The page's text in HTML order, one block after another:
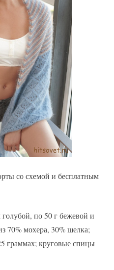
со схемой и бесплатным
по 50 г бежевой и
70% мохера, 30% шелка;
граммах; круговые спицы